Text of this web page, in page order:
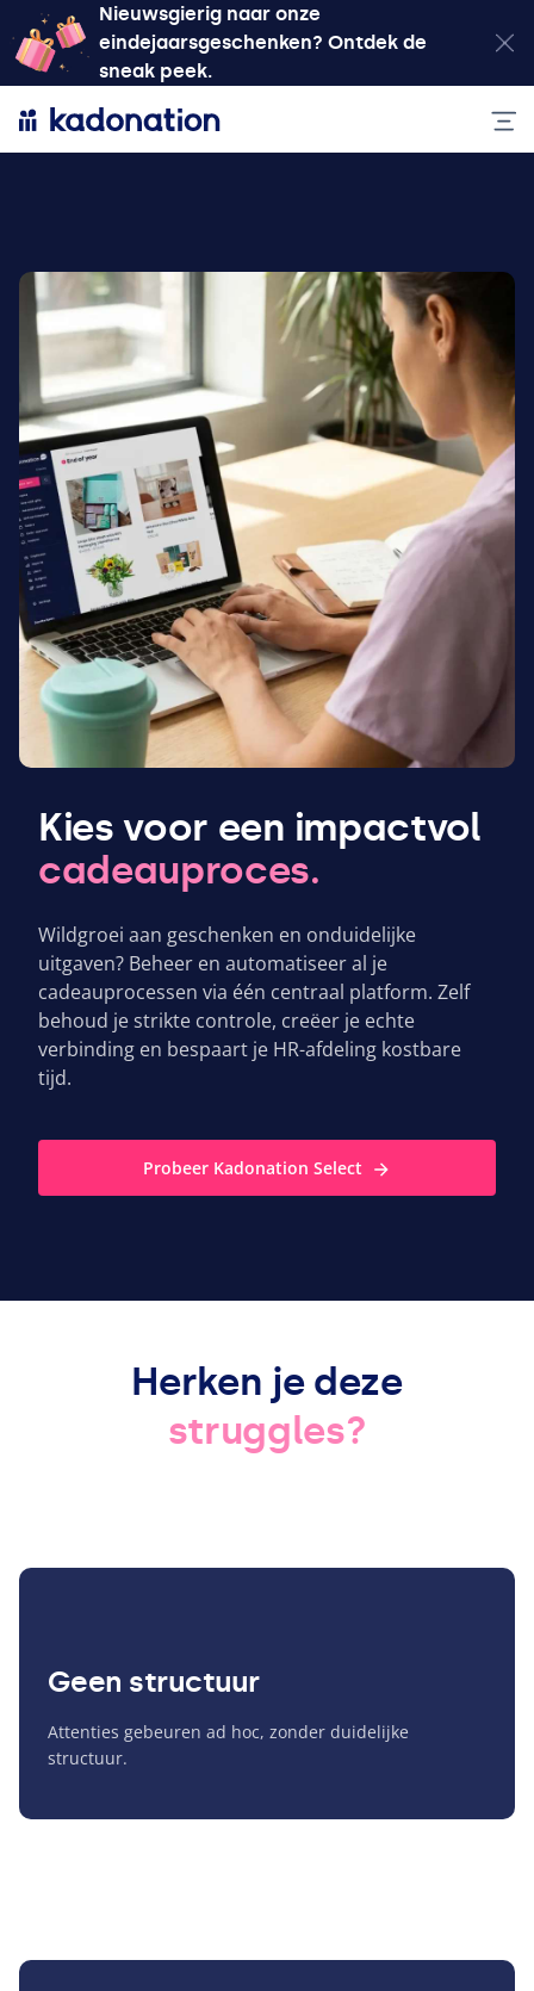
Nieuwsgierig naar onze
eindejaarsgeschenken? Ontdek de
sneak peek.
Kies voor een impactvol
cadeauproces.
Wildgroei aan geschenken en onduidelijke
uitgaven? Beheer en automatiseer al je
cadeauprocessen via één centraal platform. Zelf
behoud je strikte controle, creëer je echte
verbinding en bespaart je HR-afdeling kostbare
tijd.
Probeer Kadonation Select
Herken je deze
struggles?
Geen structuur
Attenties gebeuren ad hoc, zonder duidelijke
structuur.